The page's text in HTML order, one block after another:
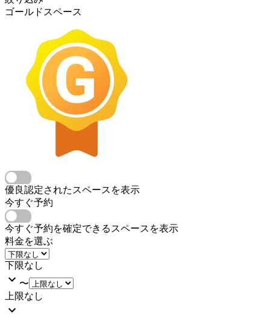
ゴールドスペース
優良認定されたスペースを表示
今すぐ予約
今すぐ予約を確定できるスペースを表示
料金を選ぶ
下限なし
〜
上限なし